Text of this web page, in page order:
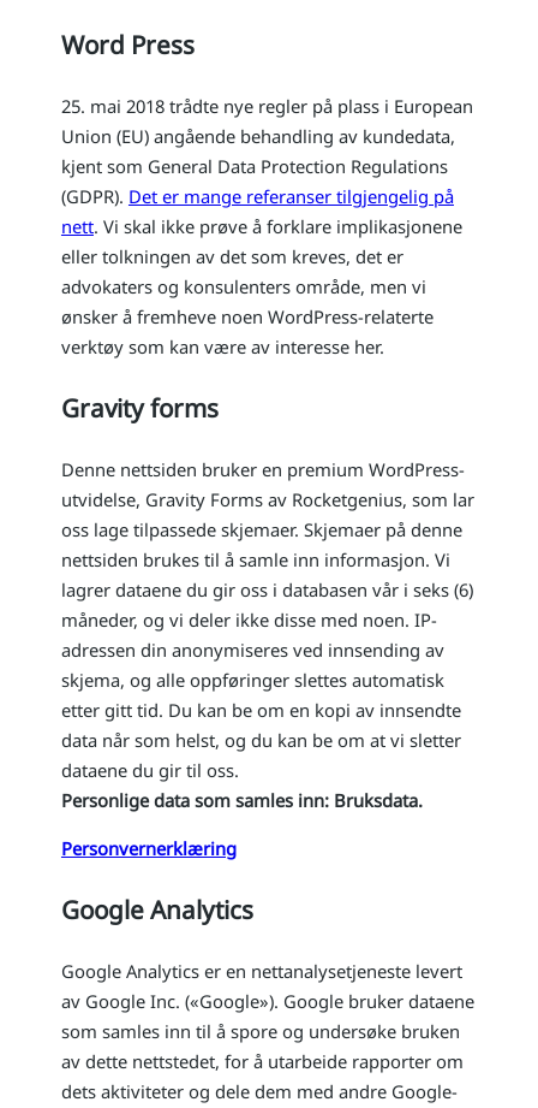
Word Press
25. mai 2018 trådte nye regler på plass i European
Union (EU) angående behandling av kundedata,
kjent som General Data Protection Regulations
(GDPR). Det er mange referanser tilgjengelig på
nett. Vi skal ikke prøve å forklare implikasjonene
eller tolkningen av det som kreves, det er
advokaters og konsulenters område, men vi
ønsker å fremheve noen WordPress-relaterte
verktøy som kan være av interesse her.
Gravity forms
Denne nettsiden bruker en premium WordPress-
utvidelse, Gravity Forms av Rocketgenius, som lar
oss lage tilpassede skjemaer. Skjemaer på denne
nettsiden brukes til å samle inn informasjon. Vi
lagrer dataene du gir oss i databasen vår i seks (6)
måneder, og vi deler ikke disse med noen. IP-
adressen din anonymiseres ved innsending av
skjema, og alle oppføringer slettes automatisk
etter gitt tid. Du kan be om en kopi av innsendte
data når som helst, og du kan be om at vi sletter
dataene du gir til oss.
Personlige data som samles inn: Bruksdata.
Personvernerklæring
Google Analytics
Google Analytics er en nettanalysetjeneste levert
av Google Inc. («Google»). Google bruker dataene
som samles inn til å spore og undersøke bruken
av dette nettstedet, for å utarbeide rapporter om
dets aktiviteter og dele dem med andre Google-